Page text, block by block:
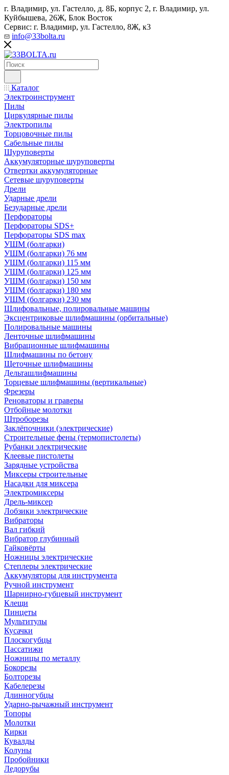
г. Владимир, ул. Гастелло, д. 8Б, корпус 2, г. Владимир, ул. ​
Куйбышева, 26Ж, Блок Восток
Сервис: г. Владимир, ул. Гастелло, 8Ж, к3
info@33bolta.ru
Каталог
Электроинструмент
Пилы
Циркулярные пилы
Электропилы
Торцовочные пилы
Сабельные пилы
Шуруповерты
Аккумуляторные шуруповерты
Отвертки аккумуляторные
Сетевые шуруповерты
Дрели
Ударные дрели
Безударные дрели
Перфораторы
Перфораторы SDS+
Перфораторы SDS max
УШМ (болгарки)
УШМ (болгарки) 76 мм
УШМ (болгарки) 115 мм
УШМ (болгарки) 125 мм
УШМ (болгарки) 150 мм
УШМ (болгарки) 180 мм
УШМ (болгарки) 230 мм
Шлифовальные, полировальные машины
Эксцентриковые шлифмашины (орбитальные)
Полировальные машины
Ленточные шлифмашины
Вибрационные шлифмашины
Шлифмашины по бетону
Щеточные шлифмашины
Дельташлифмашины
Торцевые шлифмашины (вертикальные)
Фрезеры
Реноваторы и граверы
Отбойные молотки
Штроборезы
Заклёпочники (электрические)
Строительные фены (термопистолеты)
Рубанки электрические
Клеевые пистолеты
Зарядные устройства
Миксеры строительные
Насадки для миксера
Электромиксеры
Дрель-миксер
Лобзики электрические
Вибраторы
Вал гибкий
Вибратор глубинный
Гайковёрты
Ножницы электрические
Степлеры электрические
Аккумуляторы для инструмента
Ручной инструмент
Шарнирно-губцевый инструмент
Клещи
Пинцеты
Мультитулы
Кусачки
Плоскогубцы
Пассатижи
Ножницы по металлу
Бокорезы
Болторезы
Кабелерезы
Длинногубцы
Ударно-рычажный инструмент
Топоры
Молотки
Кирки
Кувалды
Колуны
Пробойники
Ледорубы